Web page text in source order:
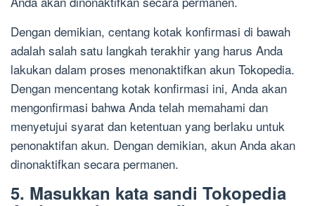
Dengan demikian, centang kotak konfirmasi di bawah
adalah salah satu langkah terakhir yang harus Anda
lakukan dalam proses menonaktifkan akun Tokopedia.
Dengan mencentang kotak konfirmasi ini, Anda akan
mengonfirmasi bahwa Anda telah memahami dan
menyetujui syarat dan ketentuan yang berlaku untuk
penonaktifan akun. Dengan demikian, akun Anda akan
dinonaktifkan secara permanen.
5. Masukkan kata sandi Tokopedia